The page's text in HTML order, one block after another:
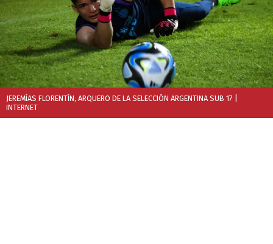
JEREMÍAS FLORENTÍN, ARQUERO DE LA SELECCIÓN ARGENTINA SUB 17
INTERNET